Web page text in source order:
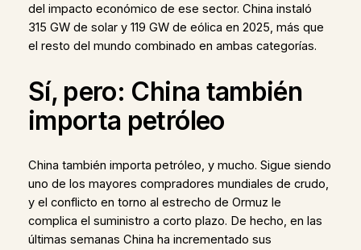
del impacto económico de ese sector. China instaló
315 GW de solar y 119 GW de eólica en 2025, más que
el resto del mundo combinado en ambas categorías.
Sí, pero: China también
importa petróleo
China también importa petróleo, y mucho. Sigue siendo
uno de los mayores compradores mundiales de crudo,
y el conflicto en torno al estrecho de Ormuz le
complica el suministro a corto plazo. De hecho, en las
últimas semanas China ha incrementado sus